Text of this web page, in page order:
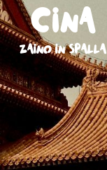
Cina
Zaino in spalla